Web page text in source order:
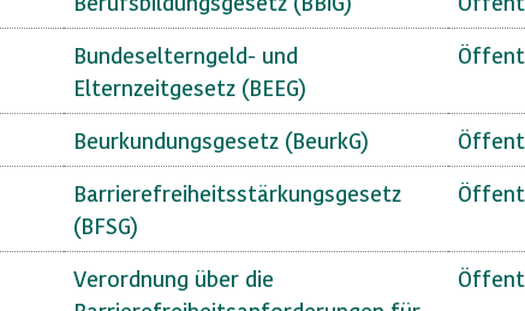
Bundeselterngeld- und
Elternzeitgesetz (BEEG)
Beurkundungsgesetz (BeurkG)
Barrierefreiheitsstärkungsgesetz
(BFSG)
Verordnung über die